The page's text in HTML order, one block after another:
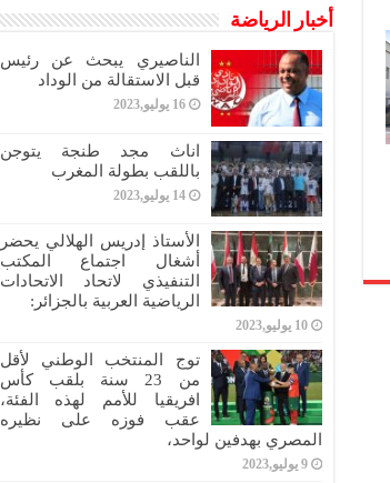
أخبار الرياضة
الناصيري يبحث عن رئيس
قبل الاستقالة من الوداد
16 يوليو,2023
اناث مجد طنجة يتوجن
باللقب بطولة المغرب
14 يوليو,2023
الأستاذ إدريس الهلالي يحضر
أشغال اجتماع المكتب
التنفيذي لاتحاد الاتحادات
الرياضية العربية بالجزائر:
10 يوليو,2023
توج المنتخب الوطني لأقل
من 23 سنة بلقب كأس
افريقيا للأمم لهذه الفئة،
عقب فوزه على نظيره
المصري بهدفين لواحد،
9 يوليو,2023